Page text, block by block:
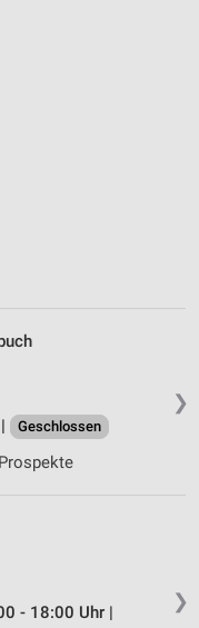
❯
Geschlossen
❯
- 18:00 Uhr |